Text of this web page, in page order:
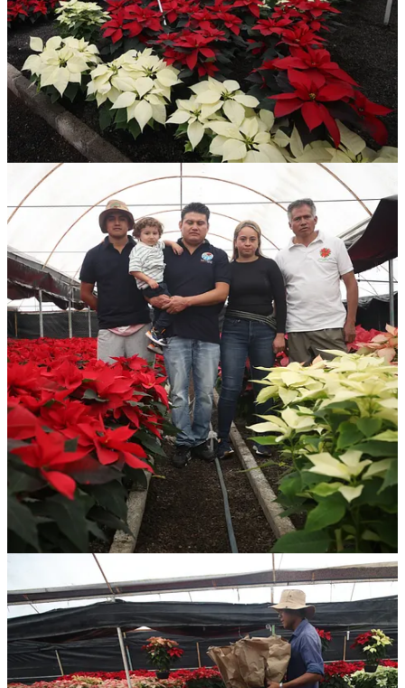
◽️ Jorge Durand abordala política del desarraigo que condiciona la
vida de millones de indocumentados, y aun así,las remesas de los
paisanosen EU siguen siendo la principal fuente de inversión y
apoyo extranjero de México.
◽️ El escritor maya James Assir Sarao Cauich recibió elPremio de
Literaturas Indígenas de América“por mantener el diálogo
intercultural entre su lengua madre y su comunidad.”
Tesoros de los archivos
▶️ VIDEO: Sabes qué hacen los murciélagos por el tequila